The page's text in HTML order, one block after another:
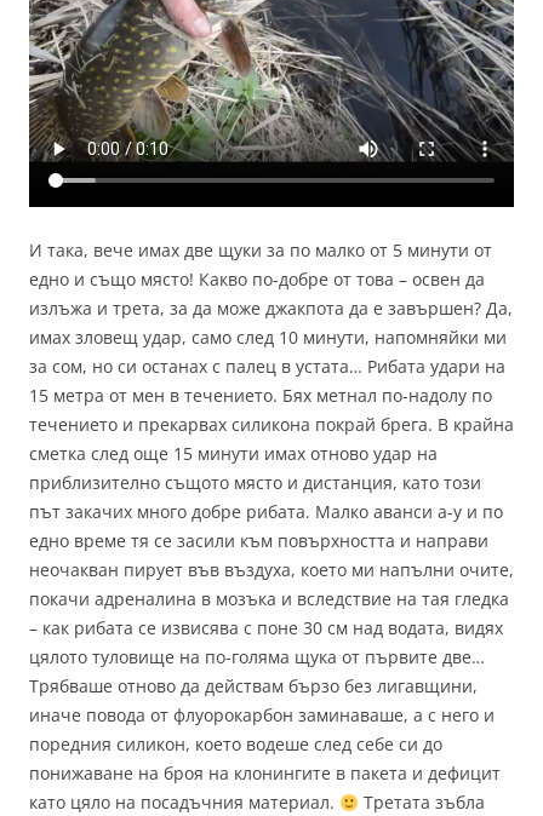
И така, вече имах две щуки за по малко от 5 минути от
едно и също място! Какво по-добре от това – освен да
излъжа и трета, за да може джакпота да е завършен? Да,
имах зловещ удар, само след 10 минути, напомняйки ми
за сом, но си останах с палец в устата… Рибата удари на
15 метра от мен в течението. Бях метнал по-надолу по
течението и прекарвах силикона покрай брега. В крайна
сметка след още 15 минути имах отново удар на
приблизително същото място и дистанция, като този
път закачих много добре рибата. Малко аванси а-у и по
едно време тя се засили към повърхността и направи
неочакван пирует във въздуха, което ми напълни очите,
покачи адреналина в мозъка и вследствие на тая гледка
– как рибата се извисява с поне 30 см над водата, видях
цялото туловище на по-голяма щука от първите две…
Трябваше отново да действам бързо без лигавщини,
иначе повода от флуорокарбон заминаваше, а с него и
поредния силикон, което водеше след себе си до
понижаване на броя на клонингите в пакета и дефицит
като цяло на посадъчния материал.
Третата зъбла